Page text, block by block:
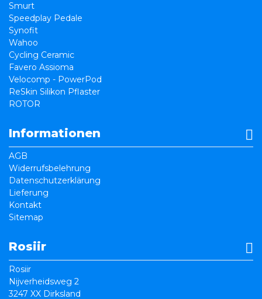
Smurt
Speedplay Pedale
Synofit
Wahoo
Cycling Ceramic
Favero Assioma
Velocomp - PowerPod
ReSkin Silikon Pflaster
ROTOR
Informationen
AGB
Widerrufsbelehrung
Datenschutzerklärung
Lieferung
Kontakt
Sitemap
Rosiir
Rosiir
Nijverheidsweg 2
3247 XX Dirksland